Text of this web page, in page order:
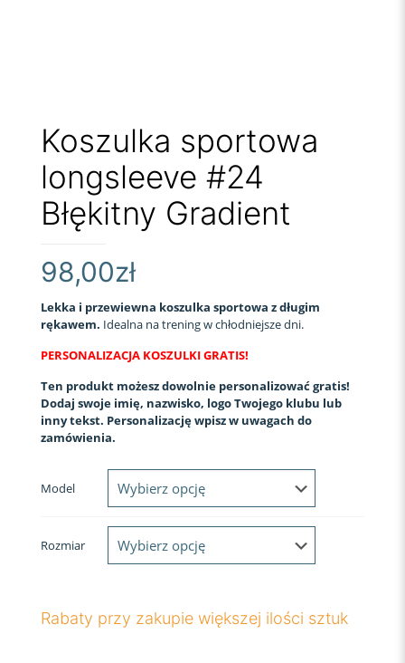
Koszulka sportowa
longsleeve #24
Błękitny Gradient
98,00zł
Lekka i przewiewna koszulka sportowa z długim
rękawem. Idealna na trening w chłodniejsze dni.
PERSONALIZACJA KOSZULKI GRATIS!
Ten produkt możesz dowolnie personalizować gratis!
Dodaj swoje imię, nazwisko, logo Twojego klubu lub
inny tekst. Personalizację wpisz w uwagach do
zamówienia.
Model
Rozmiar
Rabaty przy zakupie większej ilości sztuk